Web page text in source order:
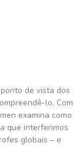
de vista dos
lo. Com
examina como
que interferimos
globais – e